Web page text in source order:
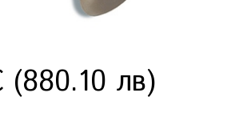
(880.10 лв)